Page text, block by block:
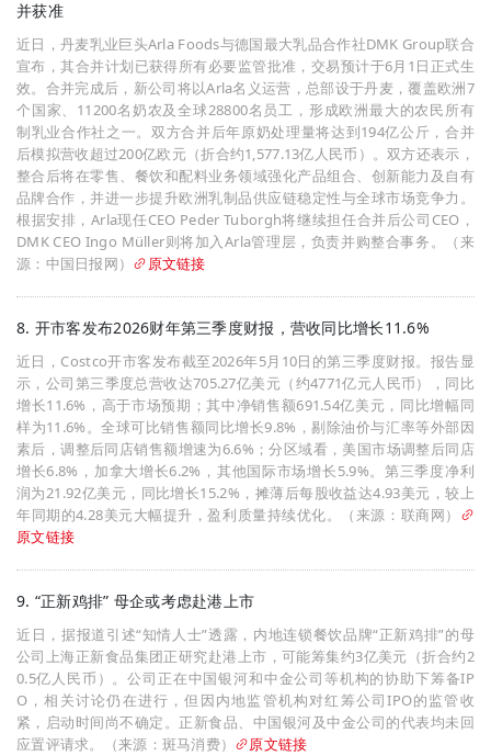
并获准
近日，丹麦乳业巨头Arla Foods与德国最大乳品合作社DMK Group联合
宣布，其合并计划已获得所有必要监管批准，交易预计于6月1日正式生
效。合并完成后，新公司将以Arla名义运营，总部设于丹麦，覆盖欧洲7
个国家、11200名奶农及全球28800名员工，形成欧洲最大的农民所有
制乳业合作社之一。双方合并后年原奶处理量将达到194亿公斤，合并
后模拟营收超过200亿欧元（折合约1,577.13亿人民币）。双方还表示，
整合后将在零售、餐饮和配料业务领域强化产品组合、创新能力及自有
品牌合作，并进一步提升欧洲乳制品供应链稳定性与全球市场竞争力。
根据安排，Arla现任CEO Peder Tuborgh将继续担任合并后公司CEO，
DMK CEO Ingo Müller则将加入Arla管理层，负责并购整合事务。（来
源：中国日报网）
原文链接
8. 开市客发布2026财年第三季度财报，营收同比增长11.6%
近日，Costco开市客发布截至2026年5月10日的第三季度财报。报告显
示，公司第三季度总营收达705.27亿美元（约4771亿元人民币），同比
增长11.6%，高于市场预期；其中净销售额691.54亿美元，同比增幅同
样为11.6%。全球可比销售额同比增长9.8%，剔除油价与汇率等外部因
素后，调整后同店销售额增速为6.6%；分区域看，美国市场调整后同店
增长6.8%，加拿大增长6.2%，其他国际市场增长5.9%。第三季度净利
润为21.92亿美元，同比增长15.2%，摊薄后每股收益达4.93美元，较上
年同期的4.28美元大幅提升，盈利质量持续优化。（来源：联商网）
原文链接
9. “正新鸡排” 母企或考虑赴港上市
近日，据报道引述“知情人士”透露，内地连锁餐饮品牌“正新鸡排”的母
公司上海正新食品集团正研究赴港上市，可能筹集约3亿美元（折合约2
0.5亿人民币）。公司正在中国银河和中金公司等机构的协助下筹备IP
O，相关讨论仍在进行，但因内地监管机构对红筹公司IPO的监管收
紧，启动时间尚不确定。正新食品、中国银河及中金公司的代表均未回
应置评请求。（来源：斑马消费）
原文链接